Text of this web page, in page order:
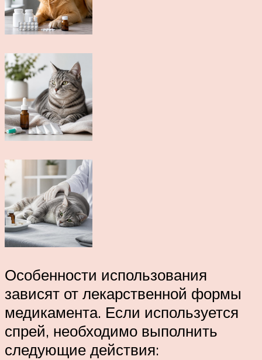
Особенности использования
зависят от лекарственной формы
медикамента. Если используется
спрей, необходимо выполнить
следующие действия: